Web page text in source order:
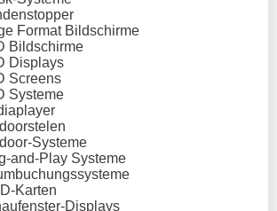
Format Bildschirme
Bildschirme
Displays
Screens
Systeme
Systeme
and-Play Systeme
Karten
Displays